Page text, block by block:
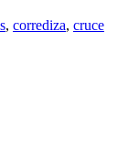
, corrediza, cruce